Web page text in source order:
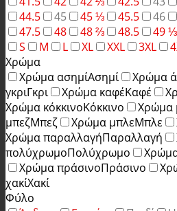
44.5
45 45 ⅓ 45.5 46
47.5
48 48 ⅔ 48.5 49 ⅓
S
M L XL XXL 3XL
Χρώμα
Χρώμα ασημίΑσημί Χρώμα
γκριΓκρι Χρώμα καφέΚαφέ
Χρώμα κόκκινοΚόκκινο Χρώμα
μπεζΜπεζ Χρώμα μπλεΜπλε
Χρώμα παραλλαγήΠαραλλαγή
πολύχρωμοΠολύχρωμο
Χρώμα πράσινοΠράσινο
χακίΧακί
Φύλο